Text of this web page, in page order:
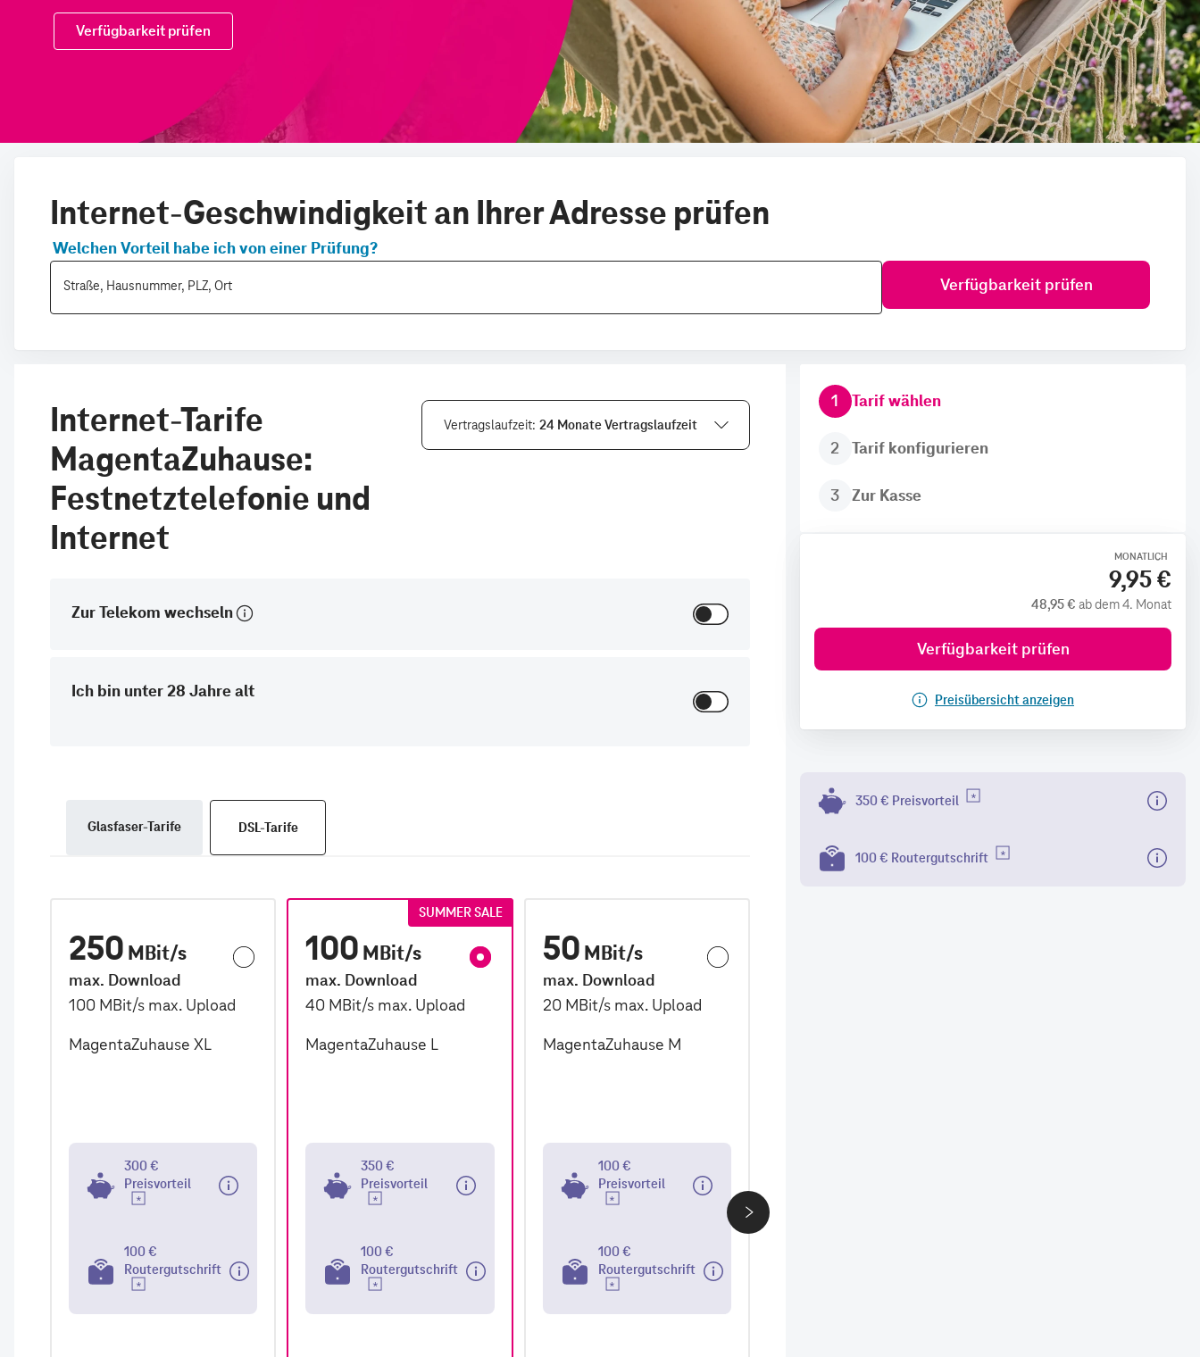
Internet-Geschwindigkeit an Ihrer Adresse prüfen
Welchen Vorteil habe ich von einer Prüfung?
Straße, Hausnummer, PLZ, Ort Verfügbarkeit prüfen
Internet-Tarife
MagentaZuhause:
Festnetztelefonie und
Internet
Vertragslaufzeit 24 Monate Vertragslaufzeit
Zur Telekom wechseln
Ich bin unter 28 Jahre alt
Glasfaser-Tarife DSL-Tarife
250 MBit/s
max. Download
100 MBit/s max. Upload
MagentaZuhause XL
300 €
Preisvorteil
100 €
Routergutschrift
100 MBit/s
max. Download
40 MBit/s max. Upload
SUMMER SALE
MagentaZuhause L
350 €
Preisvorteil
100 €
Routergutschrift
50 MBit/s
max. Download
20 MBit/s max. Upload
MagentaZuhause M
100 €
Preisvorteil
100 €
Routergutschrift
1 Tarif wählen
2 Tarif konfigurieren
3 Zur Kasse
MONATLICH
9,95 €
48,95 € ab dem 4. Monat
Verfügbarkeit prüfen
Preisübersicht anzeigen
350 € Preisvorteil
100 € Routergutschrift